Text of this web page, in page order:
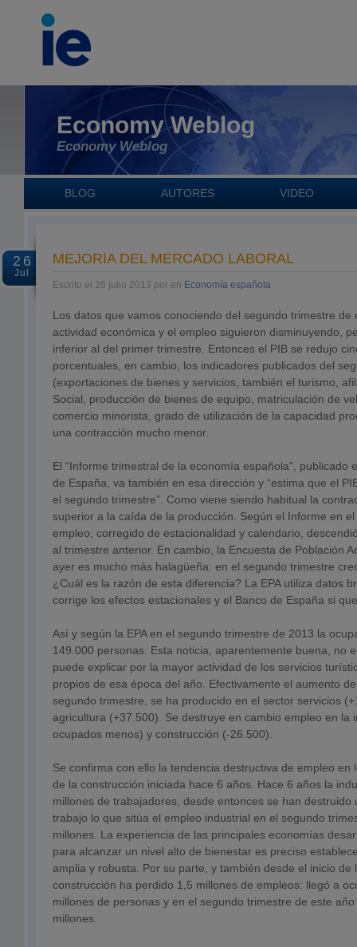
Economy Weblog
Economy Weblog
BLOG AUTORES VIDEO
26
Jul
MEJORÍA DEL MERCADO LABORAL
Escrito el 26 julio 2013 por en Economía española
Los datos que vamos conociendo del segundo trimestre de
actividad económica y el empleo siguieron disminuyendo,
inferior al del primer trimestre. Entonces el PIB se redujo
porcentuales, en cambio, los indicadores publicados del
(exportaciones de bienes y servicios, también el turismo,
Social, producción de bienes de equipo, matriculación de
comercio minorista, grado de utilización de la capacidad
una contracción mucho menor.
El “Informe trimestral de la economía española”, publicado
de España, va también en esa dirección y “estima que el
el segundo trimestre”. Como viene siendo habitual la
superior a la caída de la producción. Según el Informe en
empleo, corregido de estacionalidad y calendario,
al trimestre anterior. En cambio, la Encuesta de Población
ayer es mucho más halagüeña: en el segundo trimestre
¿Cuál es la razón de esta diferencia? La EPA utiliza datos
corrige los efectos estacionales y el Banco de España si
Así y según la EPA en el segundo trimestre de 2013 la
149.000 personas. Esta noticia, aparentemente buena, no
puede explicar por la mayor actividad de los servicios
propios de esa época del año. Efectivamente el aumento
segundo trimestre, se ha producido en el sector servicios
agricultura (+37.500). Se destruye en cambio empleo en la
ocupados menos) y construcción (-26.500).
Se confirma con ello la tendencia destructiva de empleo en
de la construcción iniciada hace 6 años. Hace 6 años la
millones de trabajadores, desde entonces se han destruido
trabajo lo que sitúa el empleo industrial en el segundo
millones. La experiencia de las principales economías
para alcanzar un nivel alto de bienestar es preciso
amplia y robusta. Por su parte, y también desde el inicio de
construcción ha perdido 1,5 millones de empleos: llegó a
millones de personas y en el segundo trimestre de este
millones.